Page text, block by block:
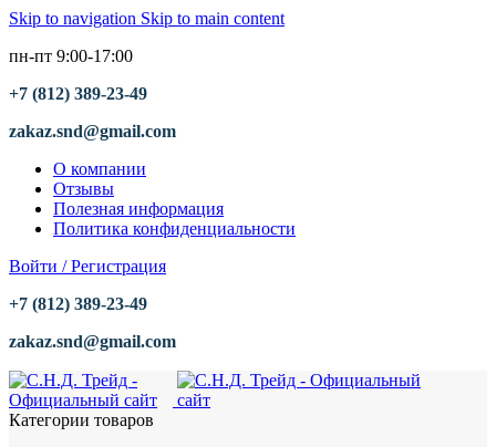
Skip to navigation Skip to main content
пн-пт 9:00-17:00
+7 (812) 389-23-49
zakaz.snd@gmail.com
О компании
Отзывы
Полезная информация
Политика конфиденциальности
Войти / Регистрация
+7 (812) 389-23-49
zakaz.snd@gmail.com
Категории товаров